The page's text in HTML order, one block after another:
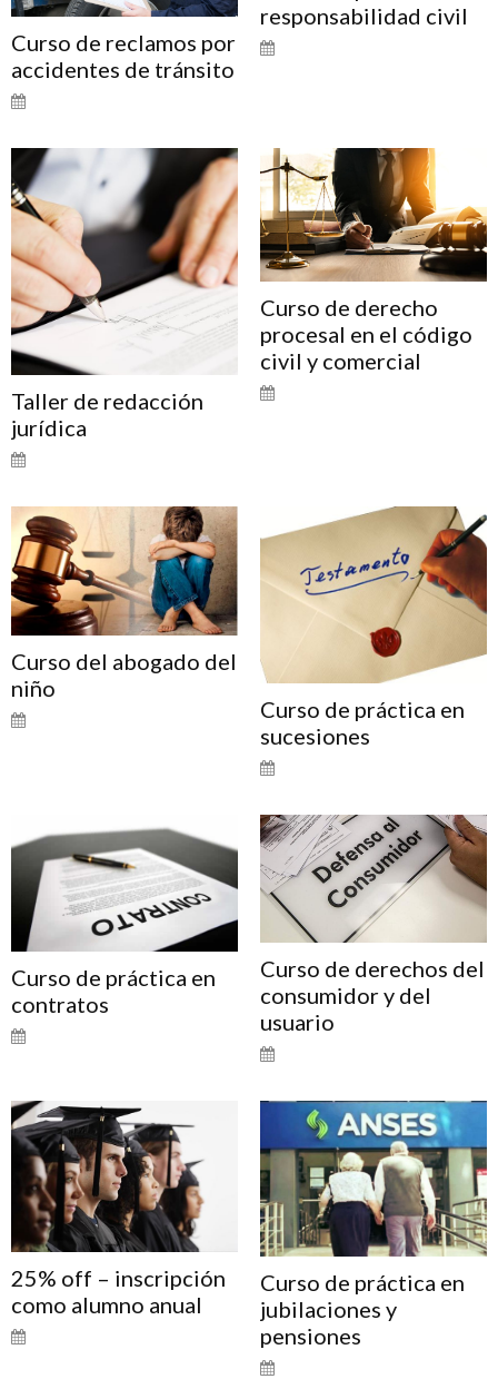
Curso de reclamos por
accidentes de tránsito
responsabilidad civil
Taller de redacción
jurídica
Curso de derecho
procesal en el código
civil y comercial
Curso del abogado del
niño
Curso de práctica en
sucesiones
Curso de práctica en
contratos
Curso de derechos del
consumidor y del
usuario
25% off – inscripción
como alumno anual
Curso de práctica en
jubilaciones y
pensiones